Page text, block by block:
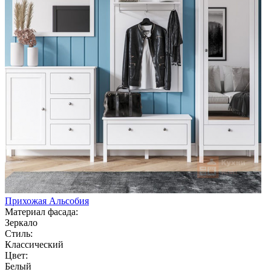
Прихожая Альсобия
Материал фасада:
Зеркало
Стиль:
Классический
Цвет:
Белый